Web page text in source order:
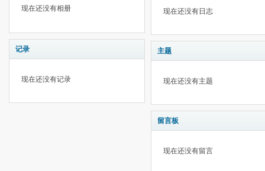
现在还没有相册
记录
现在还没有记录
现在还没有日志
主题
现在还没有主题
留言板
现在还没有留言